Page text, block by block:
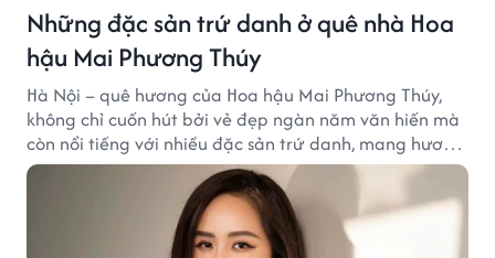
Những đặc sản trứ danh ở quê nhà Hoa
hậu Mai Phương Thúy
Hà Nội – quê hương của Hoa hậu Mai Phương Thúy,
không chỉ cuốn hút bởi vẻ đẹp ngàn năm văn hiến mà
còn nổi tiếng với nhiều đặc sản trứ danh, mang hương
vị tinh tế và đậm đà bản sắc đất kinh kỳ.